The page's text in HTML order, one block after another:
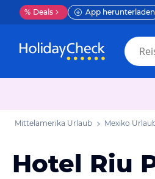
% Deals App herunterladen
Mittelamerika Urlaub Mexiko
Hotel Riu